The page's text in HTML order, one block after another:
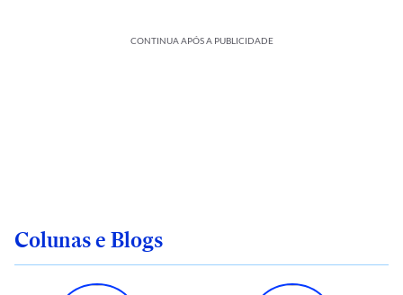
CONTINUA APÓS A PUBLICIDADE
Colunas e Blogs